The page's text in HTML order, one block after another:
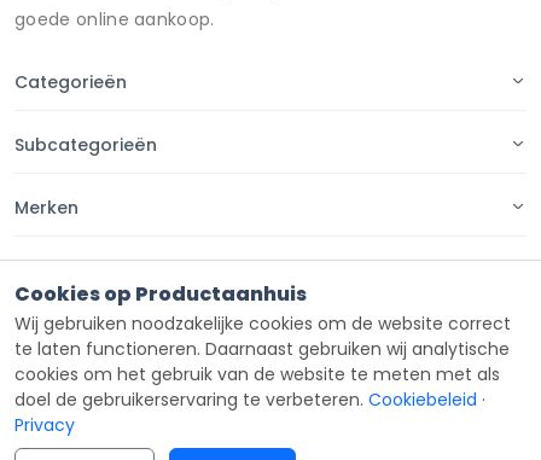
goede online aankoop.
Categorieën
Subcategorieën
Merken
Contact
Cookies op Productaanhuis
Wij gebruiken noodzakelijke cookies om de website correct
te laten functioneren. Daarnaast gebruiken wij analytische
cookies om het gebruik van de website te meten met als
doel de gebruikerservaring te verbeteren. Cookiebeleid ·
Privacy